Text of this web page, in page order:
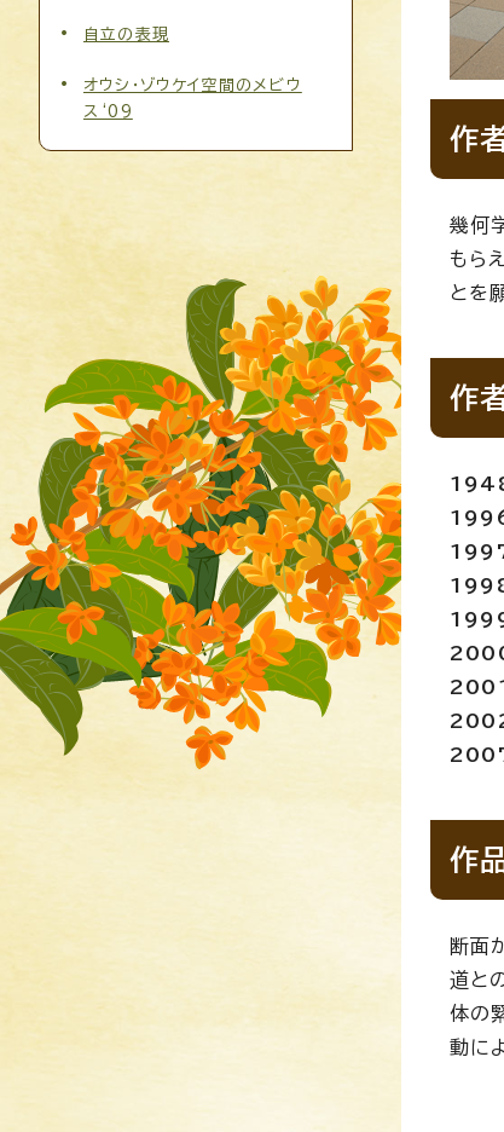
作
幾何
もら
とを
作
作
断面
道と
体の
動に
自立の表現
オウシ・ゾウケイ空間のメビウ
ス‘09